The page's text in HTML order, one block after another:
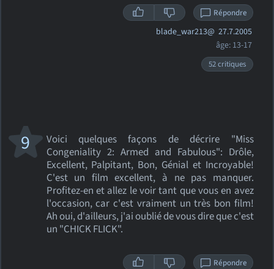
Répondre
blade_war213@ 27.7.2005
âge: 13-17
52 critiques
Voici quelques façons de décrire "Miss
Congeniality 2: Armed and Fabulous": Drôle,
Excellent, Palpitant, Bon, Génial et Incroyable!
C'est un film excellent, à ne pas manquer.
Profitez-en et allez le voir tant que vous en avez
l'occasion, car c'est vraiment un très bon film!
Ah oui, d'ailleurs, j'ai oublié de vous dire que c'est
un "CHICK FLICK".
9
Répondre